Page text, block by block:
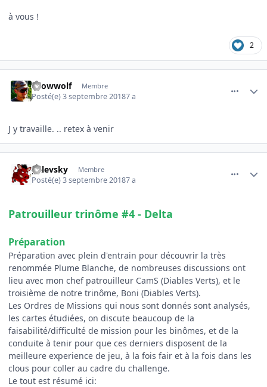
à vous !
2
snowwolf Membre
Posté(e)3 septembre 20187 a
J y travaille. .. retex à venir
galevsky Membre
Posté(e)3 septembre 20187 a
Patrouilleur trinôme #4 - Delta
Préparation
Préparation avec plein d'entrain pour découvrir la très
renommée Plume Blanche, de nombreuses discussions ont
lieu avec mon chef patrouilleur CamS (Diables Verts), et le
troisième de notre trinôme, Boni (Diables Verts).
Les Ordres de Missions qui nous sont donnés sont analysés,
les cartes étudiées, on discute beaucoup de la
faisabilité/difficulté de mission pour les binômes, et de la
conduite à tenir pour que ces derniers disposent de la
meilleure experience de jeu, à la fois fair et à la fois dans les
clous pour coller au cadre du challenge.
Le tout est résumé ici: